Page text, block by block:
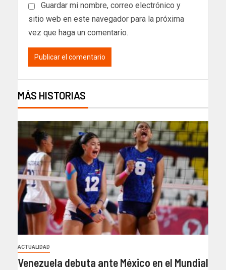
Guardar mi nombre, correo electrónico y
sitio web en este navegador para la próxima
vez que haga un comentario.
MÁS HISTORIAS
ACTUALIDAD
Venezuela debuta ante México en el Mundial